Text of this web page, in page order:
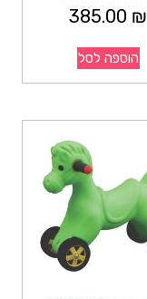
385.00 ₪
הוספה לסל